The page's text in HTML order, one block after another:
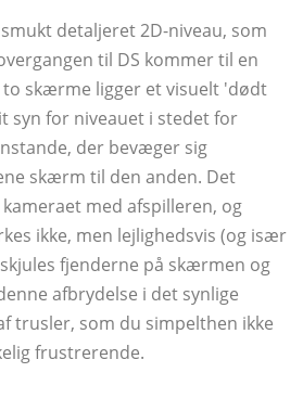
detaljeret 2D-niveau, som
til DS kommer til en
to skærme ligger et visuelt 'dødt
syn for niveauet i stedet for
der bevæger sig
skærm til den anden. Det
med afspilleren, og
ikke, men lejlighedsvis (og især
fjenderne på skærmen og
afbrydelse i det synlige
trusler, som du simpelthen ikke
frustrerende.